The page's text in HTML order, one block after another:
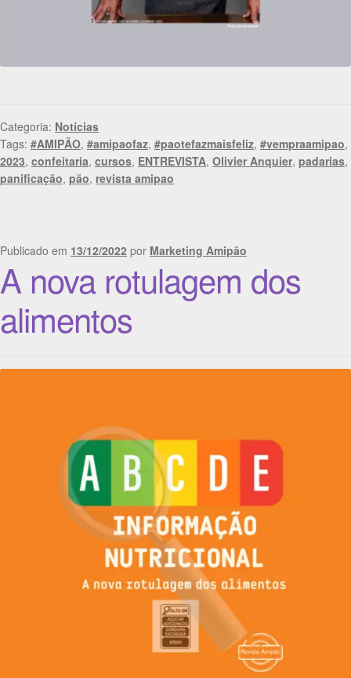
Categoria: Notícias
Tags: #AMIPÃO, #amipaofaz, #paotefazmaisfeliz, #vempraamipao,
2023, confeitaria, cursos, ENTREVISTA, Olivier Anquier, padarias,
panificação, pão, revista amipao
Publicado em 13/12/2022 por Marketing Amipão
A nova rotulagem dos
alimentos